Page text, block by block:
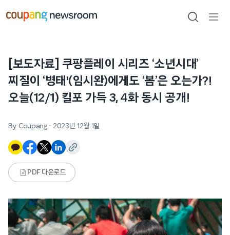
건너뛰기
검색
[보도자료] 쿠팡플레이 시리즈 ‘소년시대’
찌질이 ‘병태'(임시완)에게도 ‘봄’은 오는가?!
오늘(12/1) 킬포 가득 3, 4화 동시 공개!
By Coupang · 2023년 12월 1일
PDF 다운로드